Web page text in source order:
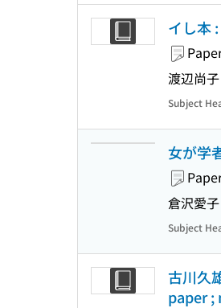
イし本
渡辺尚
Subject
女が学
倉沢愛
Subject
古川久
paper ;